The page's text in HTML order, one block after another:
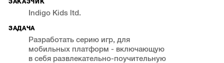
Indigo Kids ltd.
ЗАДАЧА
Разработать серию игр, для
мобильных платформ - включающую
в себя развлекательно-поучительную